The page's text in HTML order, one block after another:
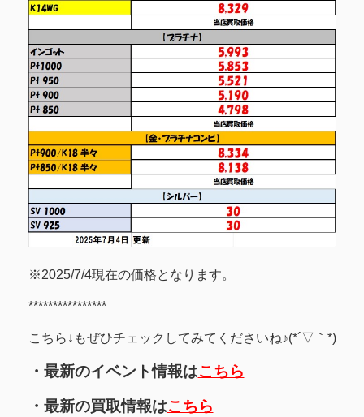
※2025/7/4現在の価格となります。
****************
こちら↓もぜひチェックしてみてくださいね♪(*´▽｀*)
・最新のイベント情報はこちら
・最新の買取情報はこちら